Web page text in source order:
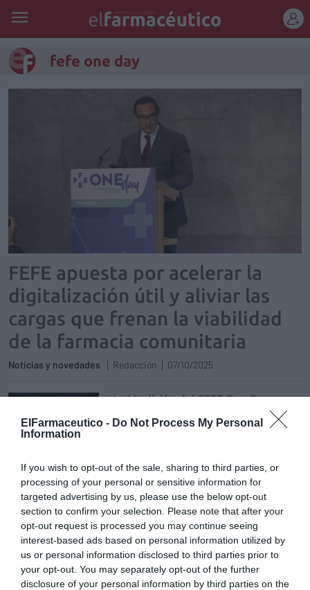
ElFarmaceutico - Do Not Process My Personal
Information
If you wish to opt-out of the sale, sharing to third parties, or
processing of your personal or sensitive information for
targeted advertising by us, please use the below opt-out
section to confirm your selection. Please note that after your
opt-out request is processed you may continue seeing
interest-based ads based on personal information utilized by
us or personal information disclosed to third parties prior to
your opt-out. You may separately opt-out of the further
disclosure of your personal information by third parties on the
fefe one day
FEFE apuesta por acelerar la
digitalización útil y aliviar las
cargas que frenan la viabilidad
de la farmacia comunitaria
Noticias y novedades Redacción 07/10/2025
La V edición del FEFE One Day pone
en valor la receta electrónica y la IA
como claves para el avance del
15/10/2024
FEFE reclama un papel más
relevante de la farmacia para
aligerar la carga de los hospitales y
las listas de espera
Noticias y novedades
Redacción
09/05/2024